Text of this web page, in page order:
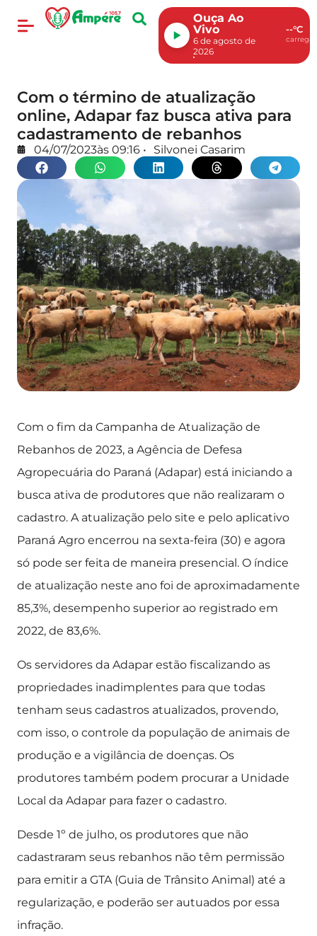
Ouça Ao
Vivo
6 de agosto de
2026
--°C
Com o término de atualização
online, Adapar faz busca ativa para
cadastramento de rebanhos
04/07/2023às 09:16 • Silvonei Casarim
Com o fim da Campanha de Atualização de
Rebanhos de 2023, a Agência de Defesa
Agropecuária do Paraná (Adapar) está iniciando a
busca ativa de produtores que não realizaram o
cadastro. A atualização pelo site e pelo aplicativo
Paraná Agro encerrou na sexta-feira (30) e agora
só pode ser feita de maneira presencial. O índice
de atualização neste ano foi de aproximadamente
85,3%, desempenho superior ao registrado em
2022, de 83,6%.
Os servidores da Adapar estão fiscalizando as
propriedades inadimplentes para que todas
tenham seus cadastros atualizados, provendo,
com isso, o controle da população de animais de
produção e a vigilância de doenças. Os
produtores também podem procurar a Unidade
Local da Adapar para fazer o cadastro.
Desde 1º de julho, os produtores que não
cadastraram seus rebanhos não têm permissão
para emitir a GTA (Guia de Trânsito Animal) até a
regularização, e poderão ser autuados por essa
infração.